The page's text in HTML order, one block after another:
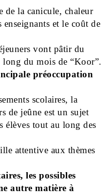
de la canicule, chaleur
et le coût de
vont pâtir du
du mois de “Koor”.
préoccupation
scolaires, la
de jeûne est un sujet
élèves tout au long des
attentive aux thèmes
les possibles
autre matière à